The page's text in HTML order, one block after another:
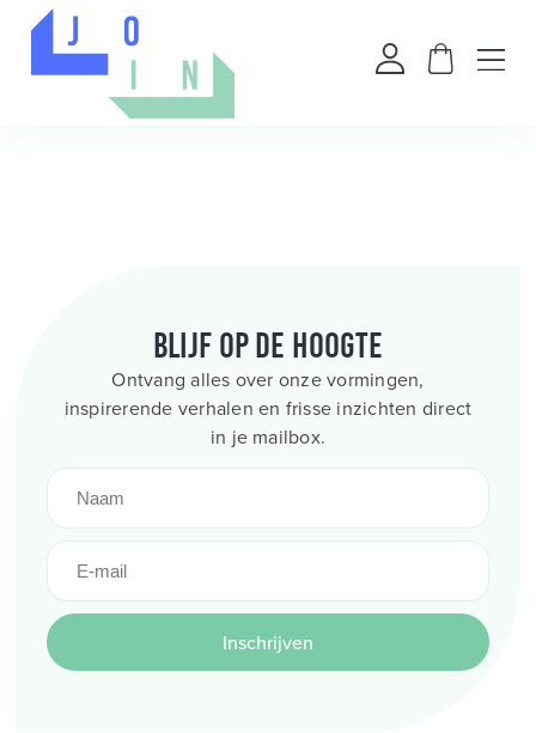
Blijf op de hoogte
Ontvang alles over onze vormingen,
inspirerende verhalen en frisse inzichten direct
in je mailbox.
Inschrijven